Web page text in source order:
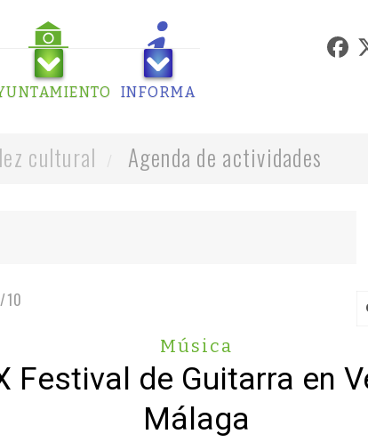
INFORMA
cultural Agenda de actividades
10
Música
Festival de Guitarra en
Málaga